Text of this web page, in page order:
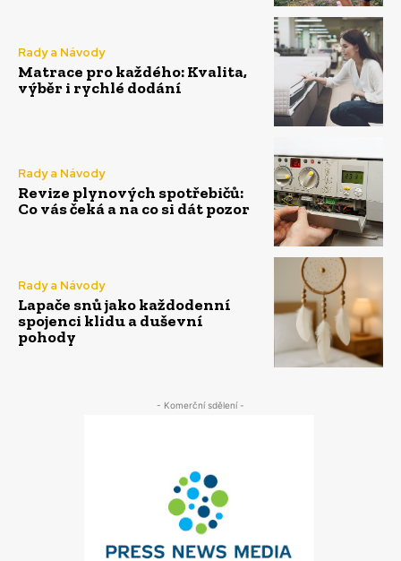
Rady a Návody
Matrace pro každého: Kvalita,
výběr i rychlé dodání
Rady a Návody
Revize plynových spotřebičů:
Co vás čeká a na co si dát pozor
Rady a Návody
Lapače snů jako každodenní
spojenci klidu a duševní
pohody
- Komerční sdělení -